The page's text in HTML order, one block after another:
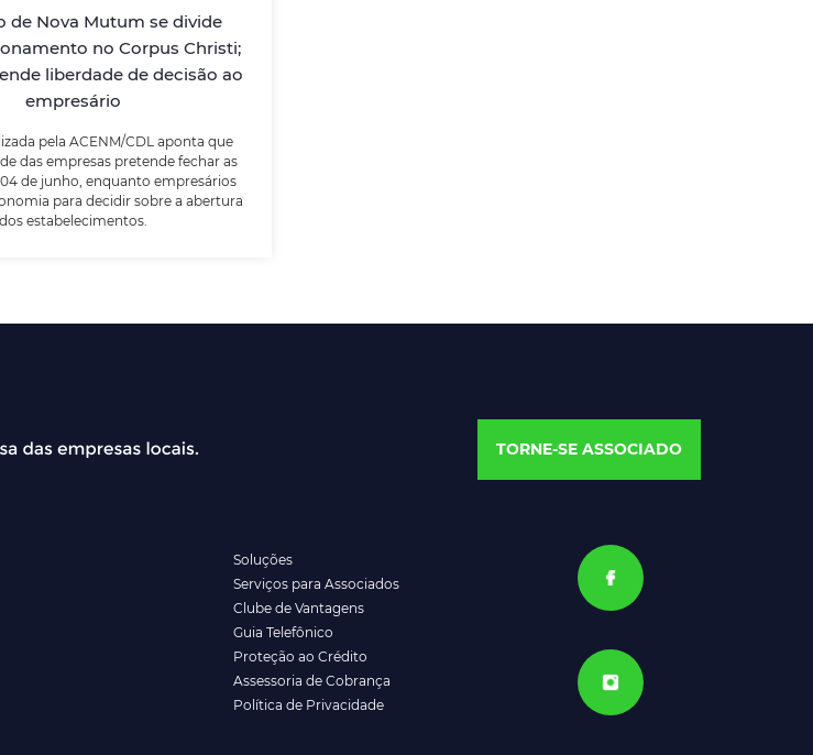
de Nova Mutum se divide
no Corpus Christi;
liberdade de decisão ao
empresário
pela ACENM/CDL aponta que
das empresas pretende fechar as
de junho, enquanto empresários
para decidir sobre a abertura
dos estabelecimentos.
pela ACENM/CDL aponta
fechar as portas no dia 04 de
empresários defendem
para decidir sobre a abertura
dos estabelecimentos.
LEIA MAIS
TORNE-SE ASSOCIADO
Soluções
Serviços para Associados
Clube de Vantagens
Guia Telefônico
Proteção ao Crédito
Assessoria de Cobrança
Política de Privacidade